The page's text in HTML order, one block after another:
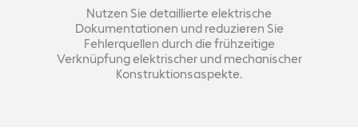
Nutzen Sie detaillierte elektrische
Dokumentationen und reduzieren Sie
Fehlerquellen durch die frühzeitige
Verknüpfung elektrischer und mechanischer
Konstruktionsaspekte.